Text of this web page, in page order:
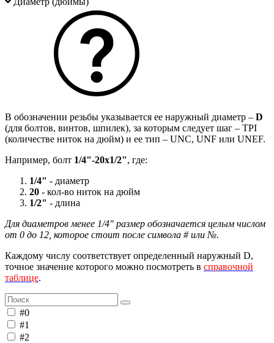
В обозначении резьбы указывается ее наружный диаметр – D
(для болтов, винтов, шпилек), за которым следует шаг – TPI
(количестве ниток на дюйм) и ее тип – UNC, UNF или UNEF.
Например, болт 1/4"-20х1/2", где:
1/4" - диаметр
20 - кол-во ниток на дюйм
1/2" - длина
Для диаметров менее 1/4" размер обозначается целым числом
от 0 до 12, которое стоит после символа # или №.
Каждому числу соответствует определенный наружный D,
точное значение которого можно посмотреть в справочной
таблице.
#0
#1
#2